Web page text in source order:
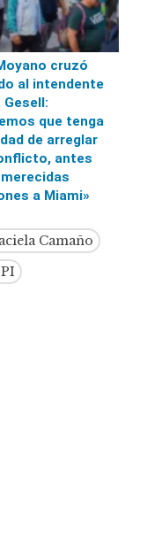
cruzó
al intendente
Gesell:
que tenga
de arreglar
antes
a Miami»
Camaño